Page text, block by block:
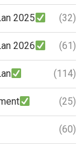
2025 (32)
2026 (61)
(114)
(25)
(60)